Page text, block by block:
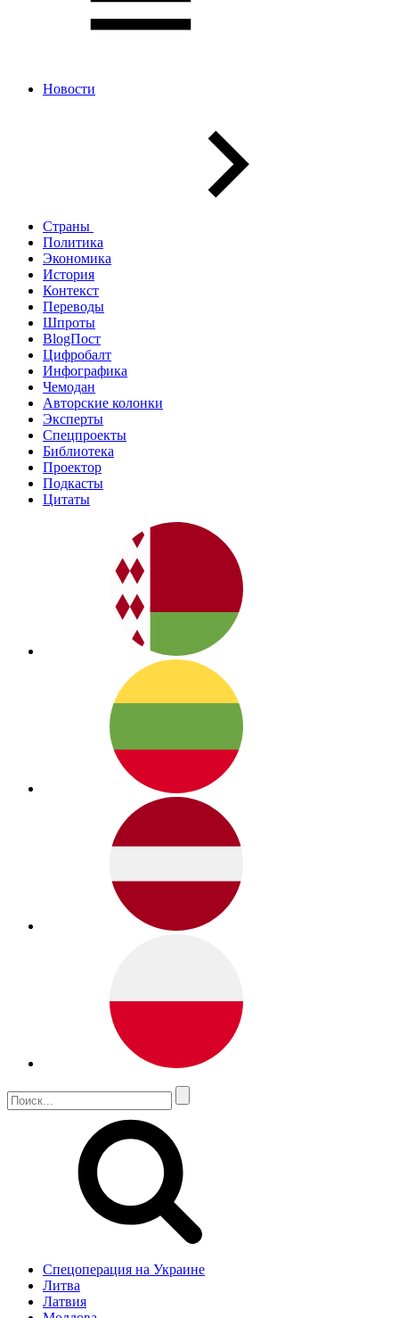
Новости
Страны
Политика
Экономика
История
Контекст
Переводы
Шпроты
BlogПост
Цифробалт
Инфографика
Чемодан
Авторские колонки
Эксперты
Спецпроекты
Библиотека
Проектор
Подкасты
Цитаты
Спецоперация на Украине
Литва
Латвия